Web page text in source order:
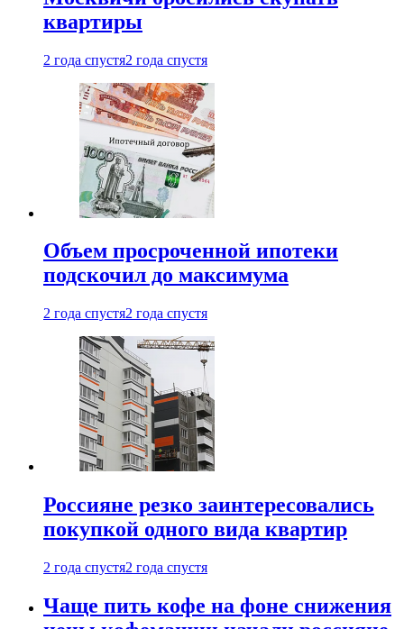
квартиры
2 года спустя2 года спустя
Объем просроченной ипотеки
подскочил до максимума
2 года спустя2 года спустя
Россияне резко заинтересовались
покупкой одного вида квартир
2 года спустя2 года спустя
Чаще пить кофе на фоне снижения